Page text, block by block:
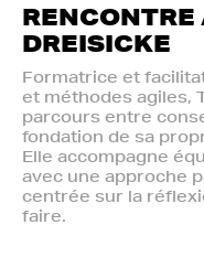
DREISICKE
Formatrice et
et méthodes agiles,
parcours entre
fondation de sa
Elle accompagne
avec une approche
centrée sur la
faire.